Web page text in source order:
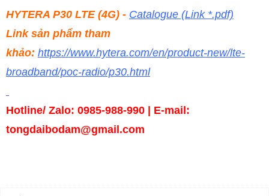
HYTERA P30 LTE (4G) - Catalogue (Link *.pdf)
Link sản phẩm tham
khảo: https://www.hytera.com/en/product-new/lte-
broadband/poc-radio/p30.html
Hotline/ Zalo: 0985-988-990 | E-mail:
tongdaibodam@gmail.com